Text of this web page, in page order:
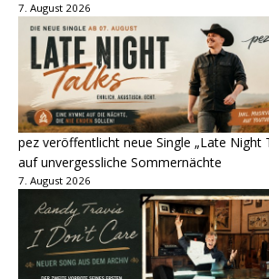
7. August 2026
pez veröffentlicht neue Single „Late Night
auf unvergessliche Sommernächte
7. August 2026